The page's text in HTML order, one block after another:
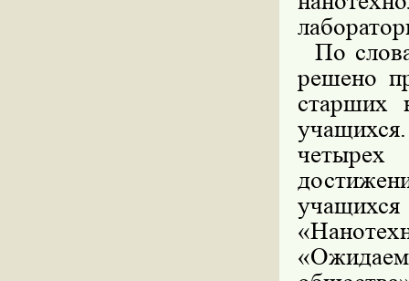
По
решено
старших